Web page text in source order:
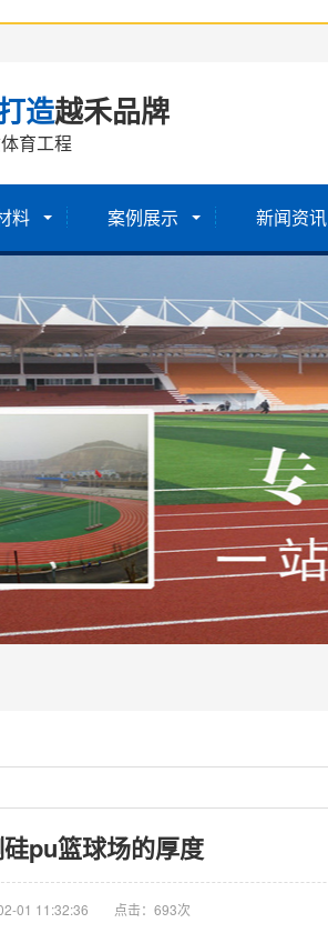
造越禾品牌
育工程
料 案例展示 新闻资讯
pu篮球场的厚度
01 11:32:36 点击：693次